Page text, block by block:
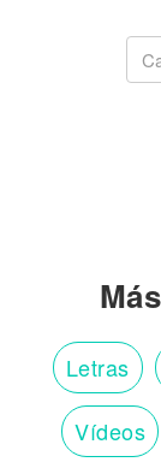
Letras
Vídeos